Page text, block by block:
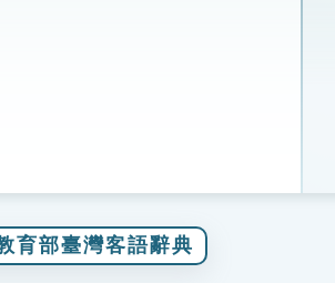
育部臺灣客語辭典